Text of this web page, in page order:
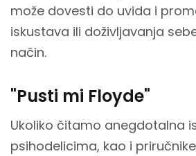
može dovesti do uvida i
iskustava ili doživljavanja
način.
"Pusti mi Floyde"
Ukoliko čitamo anegdotalna
psihodelicima, kao i